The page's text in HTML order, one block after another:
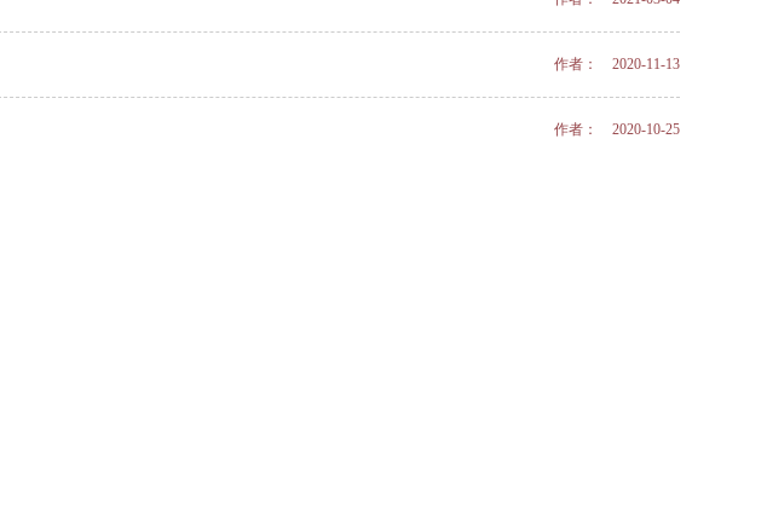
作者： 2021-03-04
作者： 2020-11-13
作者： 2020-10-25